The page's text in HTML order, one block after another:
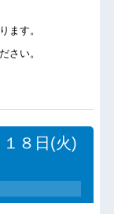
ます。
さい。
８日(火)